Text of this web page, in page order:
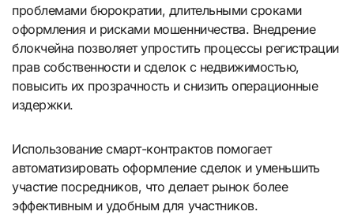
проблемами бюрократии, длительными сроками
оформления и рисками мошенничества. Внедрение
блокчейна позволяет упростить процессы регистрации
прав собственности и сделок с недвижимостью,
повысить их прозрачность и снизить операционные
издержки.
Использование смарт-контрактов помогает
автоматизировать оформление сделок и уменьшить
участие посредников, что делает рынок более
эффективным и удобным для участников.